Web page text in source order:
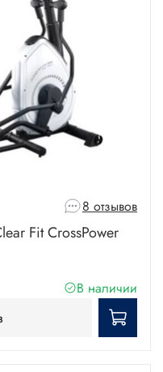
8 отзывов
Fit CrossPower
В наличии